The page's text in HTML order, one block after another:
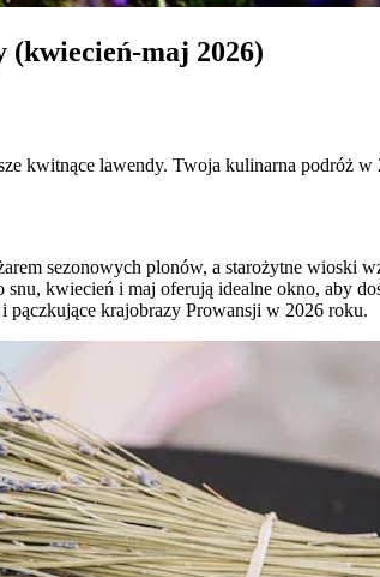
maj 2026)
kwitnące lawendy. Twoja kulinarna podróż w
sezonowych plonów, a starożytne wioski
kwiecień i maj oferują idealne okno, aby
pączkujące krajobrazy Prowansji w 2026 roku.